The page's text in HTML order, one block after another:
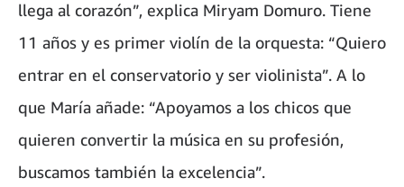
llega al corazón”, explica Miryam Domuro. Tiene
11 años y es primer violín de la orquesta: “Quiero
entrar en el conservatorio y ser violinista”. A lo
que María añade: “Apoyamos a los chicos que
quieren convertir la música en su profesión,
buscamos también la excelencia”.